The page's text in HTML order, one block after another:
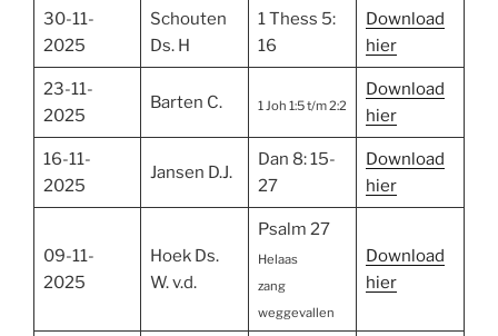
30-11-
2025
Schouten
Ds. H
1 Thess 5:
16
Download
hier
23-11-
2025
Barten C. 1 Joh 1:5 t/m 2:2
Download
hier
16-11-
2025
Jansen D.J.
Dan 8: 15-
27
Download
hier
09-11-
2025
Hoek Ds.
W. v.d.
Psalm 27
Helaas
zang
weggevallen
Download
hier